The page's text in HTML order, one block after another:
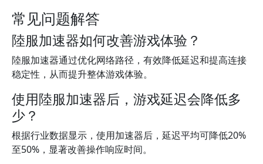
常见问题解答
陸服加速器如何改善游戏体验？
陸服加速器通过优化网络路径，有效降低延迟和提高连接
稳定性，从而提升整体游戏体验。
使用陸服加速器后，游戏延迟会降低多
少？
根据行业数据显示，使用加速器后，延迟平均可降低20%
至50%，显著改善操作响应时间。